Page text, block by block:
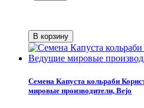
Семена Капуста кольраби
мировые производители, Bejo